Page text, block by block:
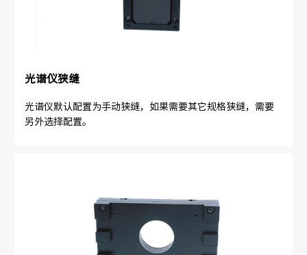
光谱仪狭缝
光谱仪默认配置为手动狭缝，如果需要其它规格狭缝，需要
另外选择配置。